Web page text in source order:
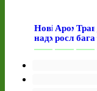
Нові
надходження
рослини